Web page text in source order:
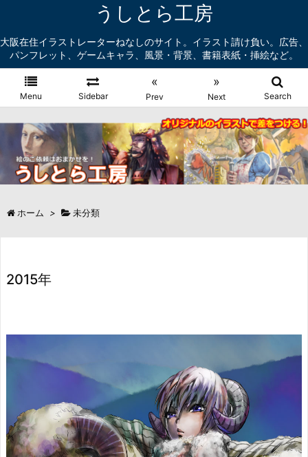
うしとら工房
大阪在住イラストレーターねなしのサイト。イラスト請け負い。広告、
パンフレット、ゲームキャラ、風景・背景、書籍表紙・挿絵など。
Menu Sidebar
«
Prev
»
Next Search
ホーム > 未分類
2015年